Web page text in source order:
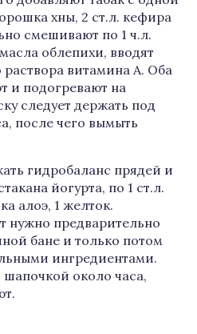
хны, 2 ст.л. кефира
смешивают по 1 ч.л.
облепихи, вводят
витамина A. Оба
и подогревают на
следует держать под
после чего вымыть
гидробаланс прядей и
йогурта, по 1 ст.л.
алоэ, 1 желток.
нужно предварительно
бане и только потом
ингредиентами.
около часа,